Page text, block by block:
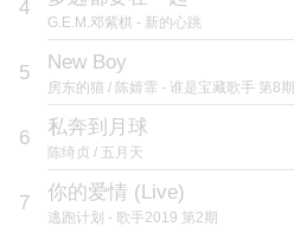
4
G.E.M.邓紫棋 - 新的心跳
5 New Boy
房东的猫 / 陈婧霏 - 谁是宝藏歌手 第8期
6 私奔到月球
陈绮贞 / 五月天
7 你的爱情 (Live)
逃跑计划 - 歌手2019 第2期